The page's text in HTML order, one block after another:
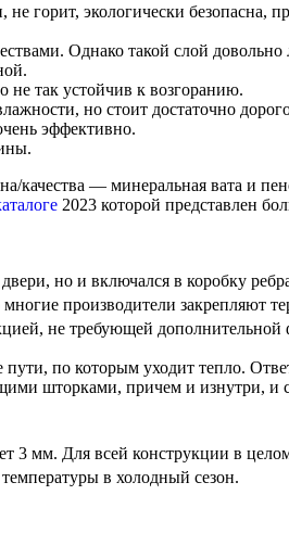
горит, экологически безопасна,
Однако такой слой довольно
не так устойчив к возгоранию.
но стоит достаточно
эффективно.
качества — минеральная вата и
2023 которой представлен
но и включался в коробку
производители закрепляют
не требующей дополнительной
по которым уходит тепло.
шторками, причем и изнутри, и
3 мм. Для всей конструкции в
в холодный сезон.